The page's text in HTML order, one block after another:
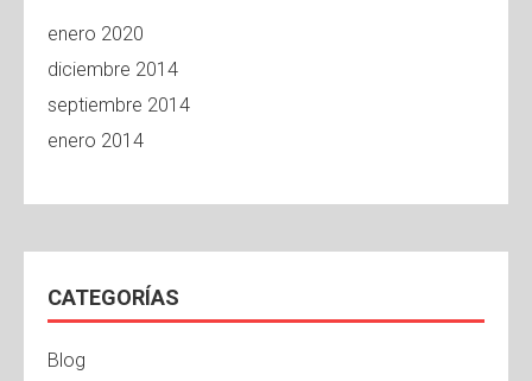
enero 2020
diciembre 2014
septiembre 2014
enero 2014
CATEGORÍAS
Blog